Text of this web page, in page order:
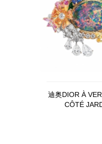
迪奥DIOR À
CÔTÉ